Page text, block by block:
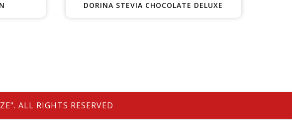
DORINA STEVIA CHOCOLATE DELUXE
ALL RIGHTS RESERVED